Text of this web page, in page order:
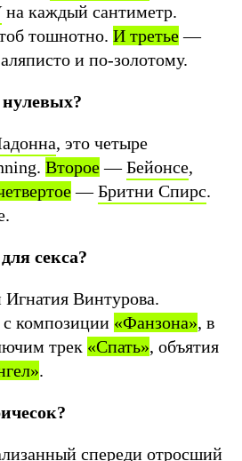
на каждый сантиметр.
тошнотно. И третье—
и по-золотому.
, это четыре
Второе—Бейонсе,
—Бритни Спирс.
секса?
Винтурова.
композиции «Фанзона», в
трек «Спать», объятия
.
спереди отросший